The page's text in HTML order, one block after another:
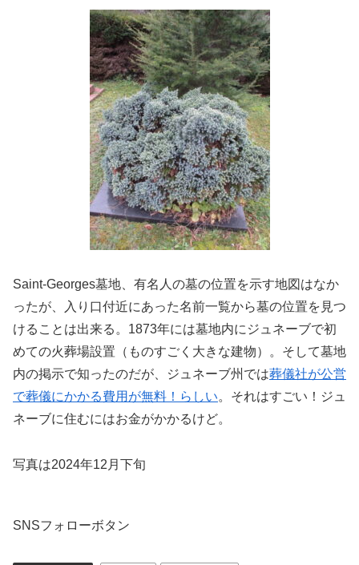
Saint-Georges墓地、有名人の墓の位置を示す地図はなか
ったが、入り口付近にあった名前一覧から墓の位置を見つ
けることは出来る。1873年には墓地内にジュネーブで初
めての火葬場設置（ものすごく大きな建物）。そして墓地
内の掲示で知ったのだが、ジュネーブ州では葬儀社が公営
で葬儀にかかる費用が無料！らしい。それはすごい！ジュ
ネーブに住むにはお金がかかるけど。
写真は2024年12月下旬
SNSフォローボタン